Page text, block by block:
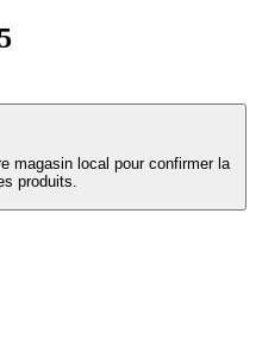
magasin local pour confirmer la
produits.